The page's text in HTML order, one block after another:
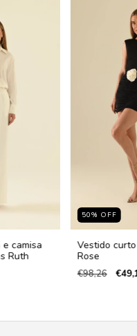
camisa
Ruth
50% OFF
Vestido
Rose
€98,26